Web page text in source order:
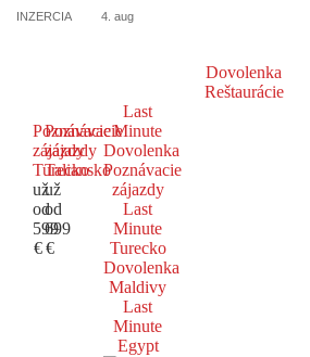
INZERCIA 4. aug
Dovolenka
Reštaurácie
Poznávacie
zájazdy
Turecko
už
od
599
€
Poznávacie
zájazdy
Taliansko
už
od
699
€
Last
Minute
Dovolenka
Poznávacie
zájazdy
Last
Minute
Turecko
Dovolenka
Maldivy
Last
Minute
Egypt